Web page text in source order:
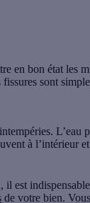
en bon état les
fissures sont
. L’eau
à l’intérieur
il est
de votre bien.